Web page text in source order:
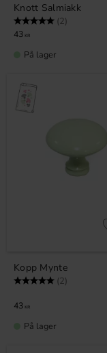
Knott Salmiakk
Karakter: (2)
43 KR
På lager
Kopp Mynte
Karakter: (2)
43 KR
På lager